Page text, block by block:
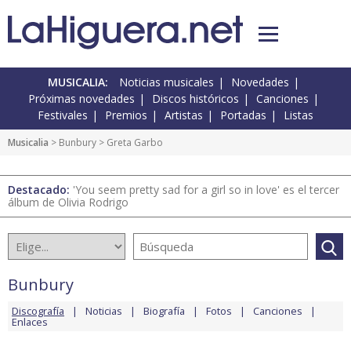
MUSICALIA: Noticias musicales
Novedades
Próximas novedades
Discos históricos
Canciones
Festivales
Premios Artistas Portadas Listas
Musicalia > Bunbury > Greta Garbo
Destacado: 'You seem pretty sad for a girl so in love' es el tercer
álbum de Olivia Rodrigo
Bunbury
Discografía Noticias Biografía Fotos Canciones
Enlaces